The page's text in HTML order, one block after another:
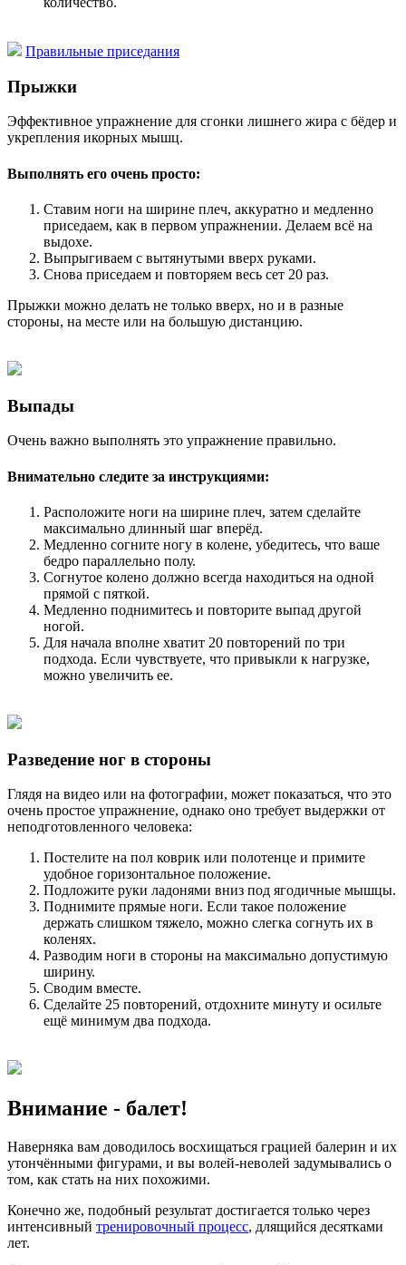
Правильные приседания
Прыжки
Эффективное упражнение для сгонки лишнего жира с бёдер и
укрепления икорных мышц.
Выполнять его очень просто:
Ставим ноги на ширине плеч, аккуратно и медленно
приседаем, как в первом упражнении. Делаем всё на
выдохе.
Выпрыгиваем с вытянутыми вверх руками.
Снова приседаем и повторяем весь сет 20 раз.
Прыжки можно делать не только вверх, но и в разные
стороны, на месте или на большую дистанцию.
Выпады
Очень важно выполнять это упражнение правильно.
Внимательно следите за инструкциями:
Расположите ноги на ширине плеч, затем сделайте
максимально длинный шаг вперёд.
Медленно согните ногу в колене, убедитесь, что ваше
бедро параллельно полу.
Согнутое колено должно всегда находиться на одной
прямой с пяткой.
Медленно поднимитесь и повторите выпад другой
ногой.
Для начала вполне хватит 20 повторений по три
подхода. Если чувствуете, что привыкли к нагрузке,
можно увеличить ее.
Разведение ног в стороны
Глядя на видео или на фотографии, может показаться, что это
очень простое упражнение, однако оно требует выдержки от
неподготовленного человека:
Постелите на пол коврик или полотенце и примите
удобное горизонтальное положение.
Подложите руки ладонями вниз под ягодичные мышцы.
Поднимите прямые ноги. Если такое положение
держать слишком тяжело, можно слегка согнуть их в
коленях.
Разводим ноги в стороны на максимально допустимую
ширину.
Сводим вместе.
Сделайте 25 повторений, отдохните минуту и осильте
ещё минимум два подхода.
Внимание - балет!
Наверняка вам доводилось восхищаться грацией балерин и их
утончёнными фигурами, и вы волей-неволей задумывались о
том, как стать на них похожими.
Конечно же, подобный результат достигается только через
интенсивный тренировочный процесс, длящийся десятками
лет.